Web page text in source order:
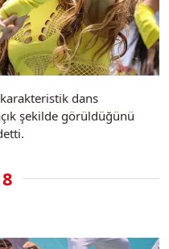
karakteristik dans
şekilde görüldüğünü
8